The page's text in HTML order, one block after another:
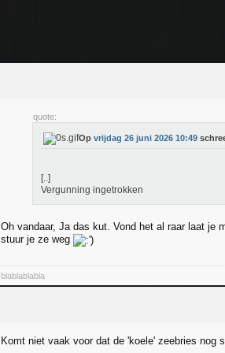
quote:
Op vrijdag 26 juni 2026 10:49
[..]
Vergunning ingetrokken
Oh vandaar, Ja das kut. Vond het al raar laat je
stuur je ze weg
blablablabla
Komt niet vaak voor dat de 'koele' zeebries nog